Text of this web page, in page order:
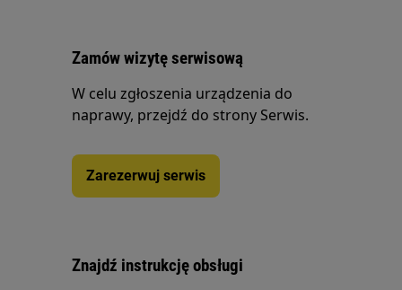
Zamów wizytę serwisową
W celu zgłoszenia urządzenia do
naprawy, przejdź do strony Serwis.
Zarezerwuj serwis
Znajdź instrukcję obsługi